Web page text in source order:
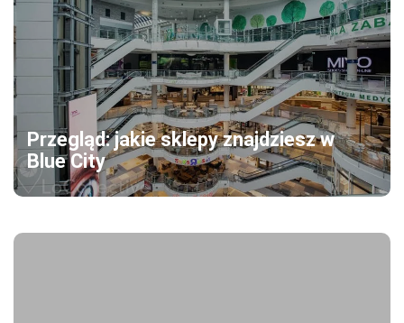
Przegląd: jakie sklepy znajdziesz w
Blue City